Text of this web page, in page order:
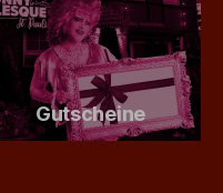
Gutscheine